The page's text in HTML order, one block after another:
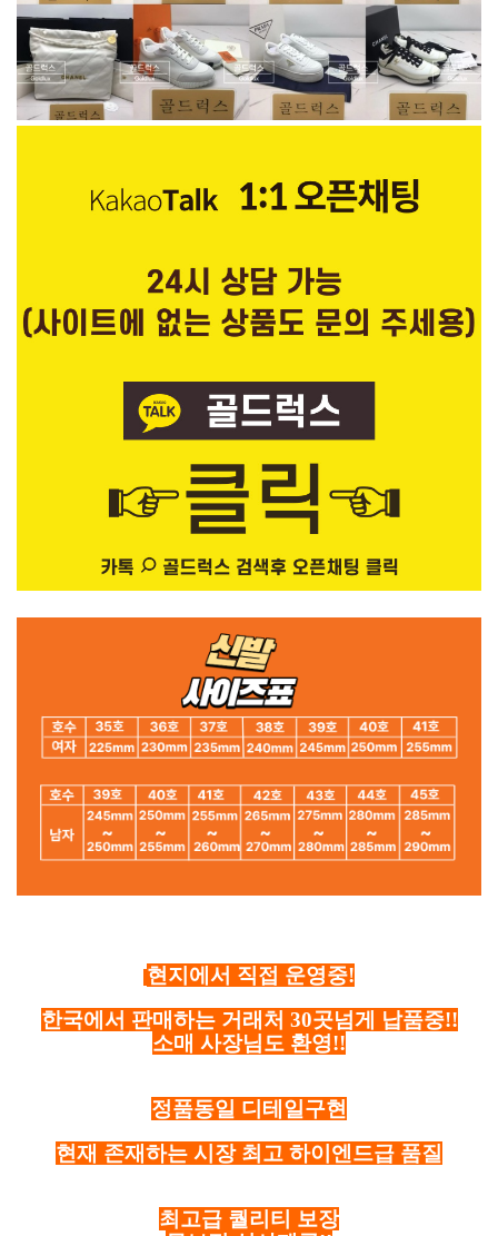
현지에서 직접 운영중!
한국에서 판매하는 거래처 30곳넘게 납품중!!
소매 사장님도 환영!!
정품동일 디테일구현
현재 존재하는 시장 최고 하이엔드급 품질
최고급 퀄리티 보장